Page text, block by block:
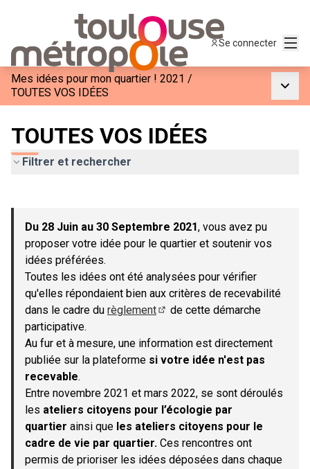
Se connecter
Mes idées pour mon quartier ! 2021 /
TOUTES VOS IDÉES
TOUTES VOS IDÉES
Filtrer et rechercher
−
Du 28 Juin au 30 Septembre 2021, vous avez pu
proposer votre idée pour le quartier et soutenir vos
idées préférées.
Toutes les idées ont été analysées pour vérifier
qu'elles répondaient bien aux critères de recevabilité
dans le cadre du règlement
de cette démarche
participative.
Au fur et à mesure, une information est directement
publiée sur la plateforme si votre idée n'est pas
recevable.
Entre novembre 2021 et mars 2022, se sont déroulés
les ateliers citoyens pour l’écologie par
quartier ainsi que les ateliers citoyens pour le
cadre de vie par quartier. Ces rencontres ont
permis de prioriser les idées déposées dans chaque